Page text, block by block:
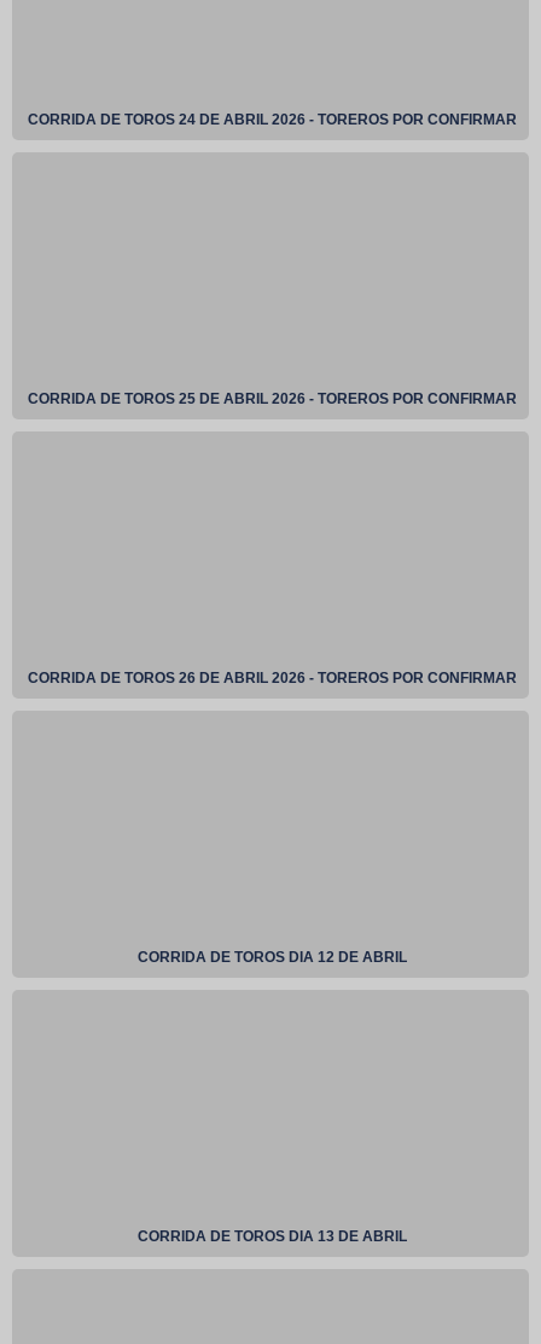
CORRIDA DE TOROS 24 DE ABRIL 2026 - TOREROS POR CONFIRMAR
CORRIDA DE TOROS 25 DE ABRIL 2026 - TOREROS POR CONFIRMAR
CORRIDA DE TOROS 26 DE ABRIL 2026 - TOREROS POR CONFIRMAR
CORRIDA DE TOROS DIA 12 DE ABRIL
CORRIDA DE TOROS DIA 13 DE ABRIL